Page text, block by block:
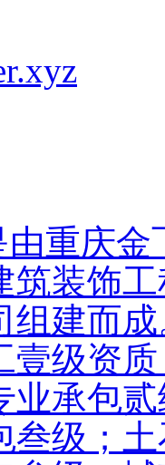
重庆
筑装饰
组建而
壹级资
业承包
叁级；